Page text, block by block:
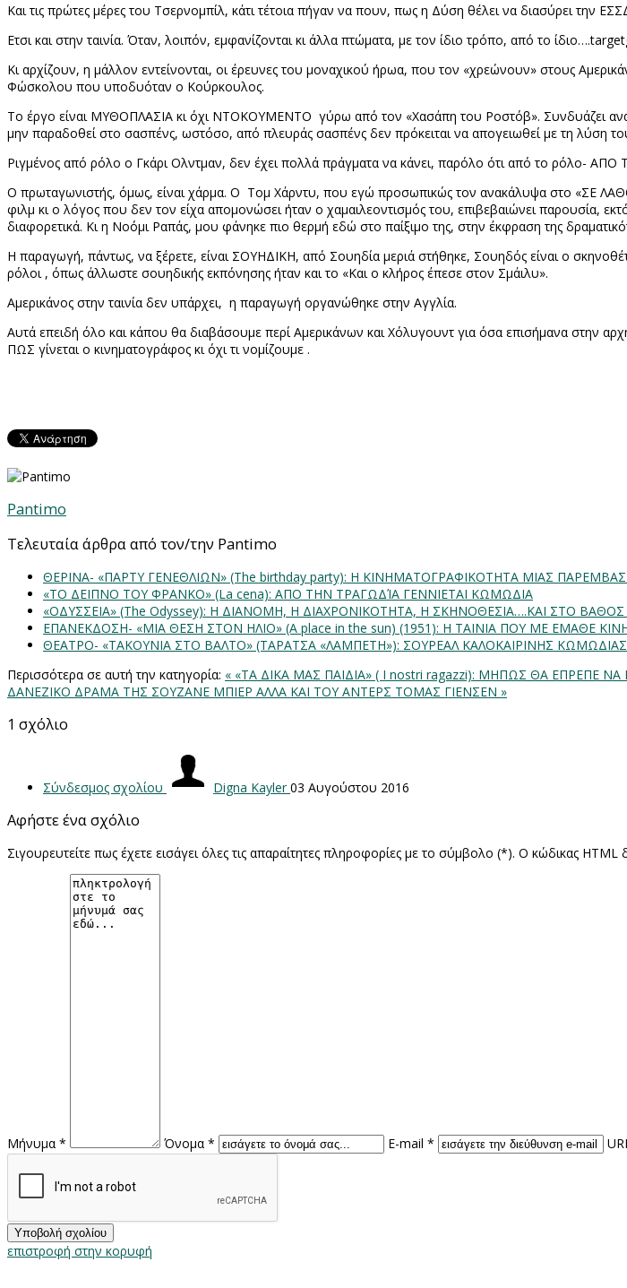
Και τις πρώτες μέρες του Τσερνομπίλ, κάτι τέτοια πήγαν να πουν, πως η Δύση θέλει να διασύρει την
Ετσι και στην ταινία. Όταν, λοιπόν, εμφανίζονται κι άλλα πτώματα, με τον ίδιο τρόπο, από το ίδιο….target
Κι αρχίζουν, η μάλλον εντείνονται, οι έρευνες του μοναχικού ήρωα, που τον «χρεώνουν» στους
Φώσκολου που υποδυόταν ο Κούρκουλος.
Το έργο είναι ΜΥΘΟΠΛΑΣΙΑ κι όχι ΝΤΟΚΟΥΜΕΝΤΟ γύρω από τον «Χασάπη του Ροστόβ». Συνδυάζει
μην παραδοθεί στο σασπένς, ωστόσο, από πλευράς σασπένς δεν πρόκειται να απογειωθεί με τη λύση
Ριγμένος από ρόλο ο Γκάρι Ολντμαν, δεν έχει πολλά πράγματα να κάνει, παρόλο ότι από το ρόλο-
Ο πρωταγωνιστής, όμως, είναι χάρμα. Ο Τομ Χάρντυ, που εγώ προσωπικώς τον ανακάλυψα στο «ΣΕ
φιλμ κι ο λόγος που δεν τον είχα απομονώσει ήταν ο χαμαιλεοντισμός του, επιβεβαιώνει παρουσία,
διαφορετικά. Κι η Νοόμι Ραπάς, μου φάνηκε πιο θερμή εδώ στο παίξιμο της, στην έκφραση της
Η παραγωγή, πάντως, να ξέρετε, είναι ΣΟΥΗΔΙΚΗ, από Σουηδία μεριά στήθηκε, Σουηδός είναι ο
ρόλοι , όπως άλλωστε σουηδικής εκπόνησης ήταν και το «Και ο κλήρος έπεσε στον Σμάιλυ».
Αμερικάνος στην ταινία δεν υπάρχει, η παραγωγή οργανώθηκε στην Αγγλία.
Αυτά επειδή όλο και κάπου θα διαβάσουμε περί Αμερικάνων και Χόλυγουντ για όσα επισήμανα στην
ΠΩΣ γίνεται ο κινηματογράφος κι όχι τι νομίζουμε .
Pantimo
Τελευταία άρθρα από τον/την Pantimo
ΘΕΡΙΝΑ- «ΠΑΡΤΥ ΓΕΝΕΘΛΙΩΝ» (The birthday party): H KINHMATOΓΡΑΦΙΚΟΤΗΤΑ ΜΙΑΣ
«ΤΟ ΔΕΙΠΝΟ ΤΟΥ ΦΡΑΝΚΟ» (La cena): ΑΠΟ ΤΗΝ ΤΡΑΓΩΔΊΑ ΓΕΝΝΙΕΤΑΙ ΚΩΜΩΔΙΑ
«ΟΔΥΣΣΕΙΑ» (The Odyssey): Η ΔΙΑΝΟΜΗ, Η ΔΙΑΧΡΟΝΙΚΟΤΗΤΑ, Η ΣΚΗΝΟΘΕΣΙΑ….ΚΑΙ ΣΤΟ
ΕΠΑΝΕΚΔΟΣΗ- «ΜΙΑ ΘΕΣΗ ΣΤΟΝ ΗΛΙΟ» (Α place in the sun) (1951): Η ΤΑΙΝΙΑ ΠΟΥ ΜΕ ΕΜΑΘΕ
ΘΕΑΤΡΟ- «ΤΑΚΟΥΝΙΑ ΣΤΟ ΒΑΛΤΟ» (ΤΑΡΑΤΣΑ «ΛΑΜΠΕΤΗ»): ΣΟΥΡΕΑΛ ΚΑΛΟΚΑΙΡΙΝΗΣ ΚΩΜΩΔΙΑΣ
Περισσότερα σε αυτή την κατηγορία: « «ΤΑ ΔΙΚΑ ΜΑΣ ΠΑΙΔΙΑ» ( I nostri ragazzi): ΜΗΠΩΣ ΘΑ ΕΠΡΕΠΕ
ΔΑΝΕΖΙΚΟ ΔΡΑΜΑ ΤΗΣ ΣΟΥΖΑΝΕ ΜΠΙΕΡ ΑΛΛΑ ΚΑΙ ΤΟΥ ΑΝΤΕΡΣ ΤΟΜΑΣ ΓΙΕΝΣΕΝ »
1 σχόλιο
Σύνδεσμος σχολίου Digna Kayler03 Αυγούστου 2016
Αφήστε ένα σχόλιο
Σιγουρευτείτε πως έχετε εισάγει όλες τις απαραίτητες πληροφορίες με το σύμβολο (*). Ο κώδικας HTML
Μήνυμα * Όνομα * E-mail *
επιστροφή στην κορυφή